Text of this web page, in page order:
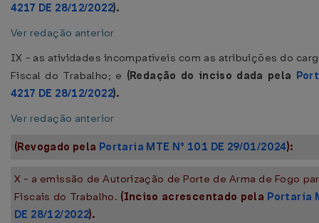
4217 DE 28/12/2022).
Ver redação anterior
IX - as atividades incompatíveis com as atribuições do
Fiscal do Trabalho; e (Redação do inciso dada pela
4217 DE 28/12/2022).
Ver redação anterior
(Revogado pela Portaria MTE N° 101 DE 29/01/2024):
X - a emissão de Autorização de Porte de Arma de Fogo
Fiscais do Trabalho. (Inciso acrescentado pela Portaria
DE 28/12/2022).